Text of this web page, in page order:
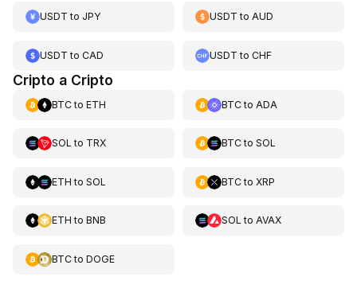
USDT to JPY USDT toAUD
USDT to CAD USDT toCHF
Cripto a Cripto
BTCto ETH BTCto ADA
SOL to TRX BTCto SOL
ETH to SOL BTCto XRP
ETH to BNB SOL to AVAX
BTCto DOGE